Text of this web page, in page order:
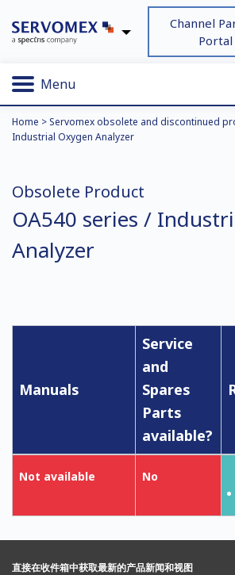
Channel
Portal
Menu
Home > Servomex obsolete and discontinued
Industrial Oxygen Analyzer
Obsolete Product
OA540 series /
Analyzer
Manuals
Service
and
Spares
Parts
available?
Not available No
直接在收件箱中获取最新的产品新闻和视图